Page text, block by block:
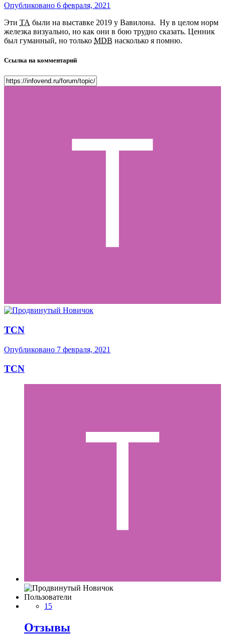
Опубликовано 6 февраля, 2021
Эти ТА были на выставке 2019 у Вавилона. Ну в целом норм
железка визуально, но как они в бою трудно сказать. Ценник
был гуманный, но только MDB насколько я помню.
Ссылка на комментарий
TCN
Опубликовано 7 февраля, 2021
TCN
Пользователи
15
Отзывы